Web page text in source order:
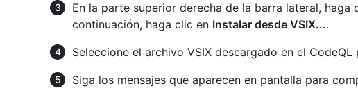
En la parte superior derecha de la barra lateral, haga
continuación, haga clic en Instalar desde VSIX....
Seleccione el archivo VSIX descargado en el CodeQL
Siga los mensajes que aparecen en pantalla para